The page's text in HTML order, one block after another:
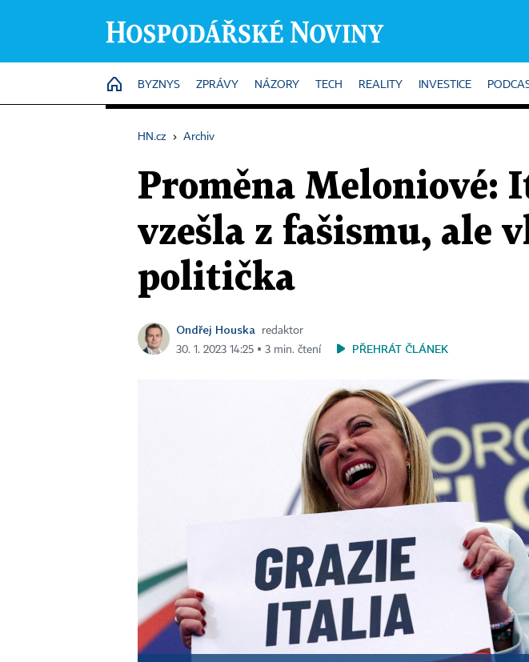
HOME
BYZNYS ZPRÁVY NÁZORY TECH REALITY INVESTICE
HN.cz › Archiv
Proměna Meloniové:
vzešla z fašismu, ale
politička
Ondřej Houska
redaktor
30. 1. 2023 14:25 ▪ 3 min. čtení
PŘEHRÁT ČLÁNEK